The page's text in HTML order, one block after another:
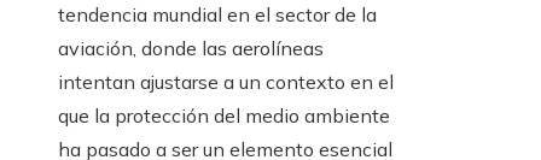
tendencia mundial en el sector de la
aviación, donde las aerolíneas
intentan ajustarse a un contexto en el
que la protección del medio ambiente
ha pasado a ser un elemento esencial